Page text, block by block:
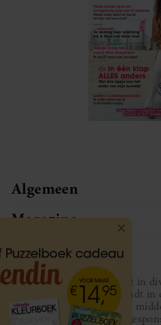
Algemeen
Magazine
Service
Vriendin participeert in
programma’s, dat houdt
ontvangt voor aankopen
website wordt niet